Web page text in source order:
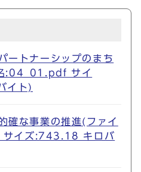
ートナーシップのまち
:04_01.pdf サイ
イト)
確な事業の推進(ファイ
イズ:743.18 キロバ